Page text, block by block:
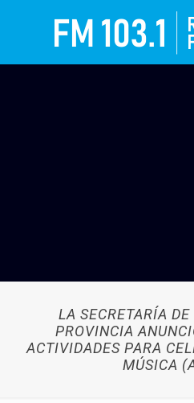
LA SECRETARÍA DE
PROVINCIA
ACTIVIDADES PARA
MÚSICA